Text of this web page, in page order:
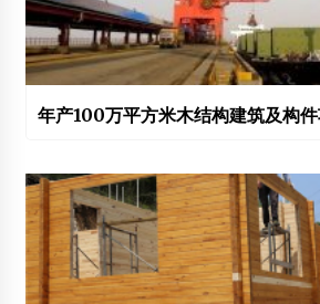
年产100万平方米木结构建筑及构